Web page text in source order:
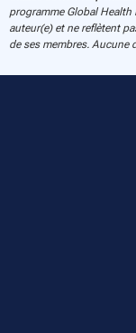
programme Global Health
auteur(e) et ne reflètent
de ses membres. Aucune